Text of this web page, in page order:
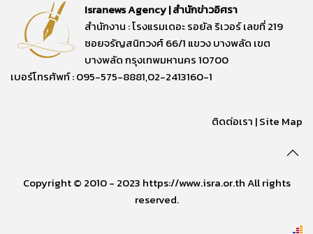
Isranews Agency | สำนักข่าวอิศรา
สำนักงาน : โรงแรมเดอะ รอยัล ริเวอร์ เลขที่ 219
ซอยจรัญสนิทวงศ์ 66/1 แขวง บางพลัด เขต
บางพลัด กรุงเทพมหานคร 10700
เบอร์โทรศัพท์ : 095-575-8881,02-2413160-1
ติดต่อเรา |Site Map
Copyright © 2010 - 2023 https://www.isra.or.th All rights
reserved.